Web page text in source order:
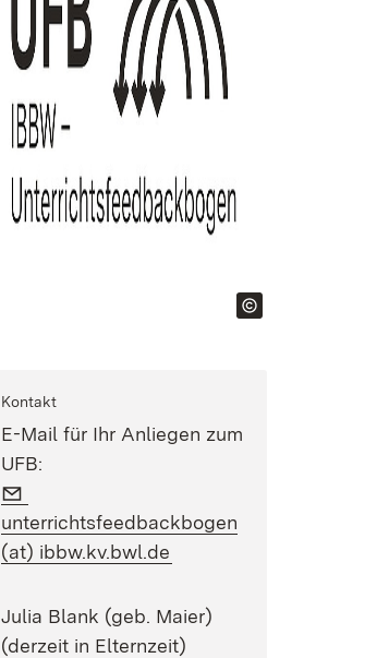
Kontakt
E-Mail für Ihr Anliegen zum
UFB:
unterrichtsfeedbackbogen
(at) ibbw.kv.bwl.de
Julia Blank (geb. Maier)
(derzeit in Elternzeit)